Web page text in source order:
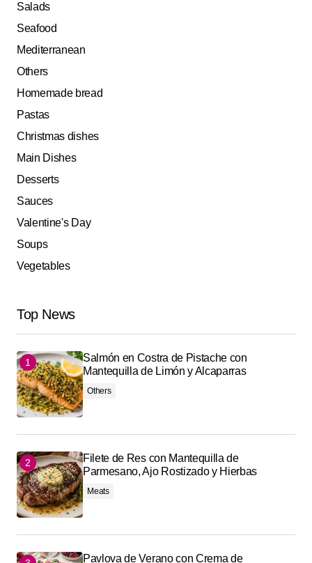
Salads
Seafood
Mediterranean
Others
Homemade bread
Pastas
Christmas dishes
Main Dishes
Desserts
Sauces
Valentine's Day
Soups
Vegetables
Top News
Salmón en Costra de Pistache con
Mantequilla de Limón y Alcaparras
Others
Filete de Res con Mantequilla de
Parmesano, Ajo Rostizado y Hierbas
Meats
Pavlova de Verano con Crema de